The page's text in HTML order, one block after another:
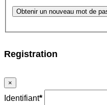
Obtenir un nouveau mot de
Registration
×
Identifiant*